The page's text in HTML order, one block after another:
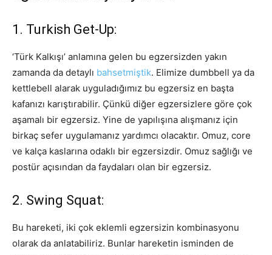
1. Turkish Get-Up:
‘Türk Kalkışı’ anlamına gelen bu egzersizden yakın
zamanda da detaylı bahsetmiştik. Elimize dumbbell ya da
kettlebell alarak uyguladığımız bu egzersiz en başta
kafanızı karıştırabilir. Çünkü diğer egzersizlere göre çok
aşamalı bir egzersiz. Yine de yapılışına alışmanız için
birkaç sefer uygulamanız yardımcı olacaktır. Omuz, core
ve kalça kaslarına odaklı bir egzersizdir. Omuz sağlığı ve
postür açısından da faydaları olan bir egzersiz.
2. Swing Squat:
Bu hareketi, iki çok eklemli egzersizin kombinasyonu
olarak da anlatabiliriz. Bunlar hareketin isminden de